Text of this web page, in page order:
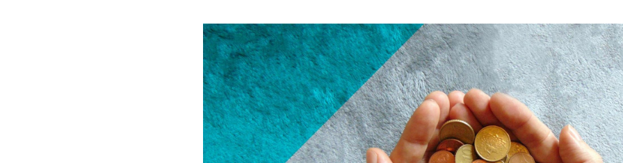
Bundesland von einer
Koalition aus CDU, SPD
und FDP regiert.-
Umfragen, Prognosen,
Wahlprogramme,
aktuelle Berichte und
Hintergründe zu den
Parteien und Kandidaten
der anstehenden Wahl.
den mächtigsten
Ländern der Erde, mit
großem Einfluss auf das
aktuelle Weltgeschehen.
auf Israel hat in der
Region wieder die
Gewalt entfacht. Israel
möchte die Hamas
zerstören. Diese wird wie
die Hisbollah im Libanon
vom Iran unterstützt.
von einem
Religionsführer
regierter Staat im
Osten. Eine
zu Israel und zu
ist fest in der
Staatsideologie
verankert.